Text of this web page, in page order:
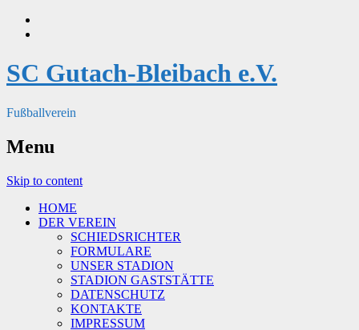
SC Gutach-Bleibach e.V.
Fußballverein
Menu
Skip to content
HOME
DER VEREIN
SCHIEDSRICHTER
FORMULARE
UNSER STADION
STADION GASTSTÄTTE
DATENSCHUTZ
KONTAKTE
IMPRESSUM